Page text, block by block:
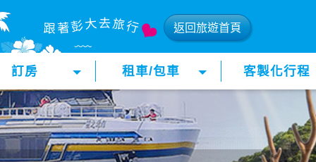
訂房 租車/包車 客製化行程
返回旅遊首頁